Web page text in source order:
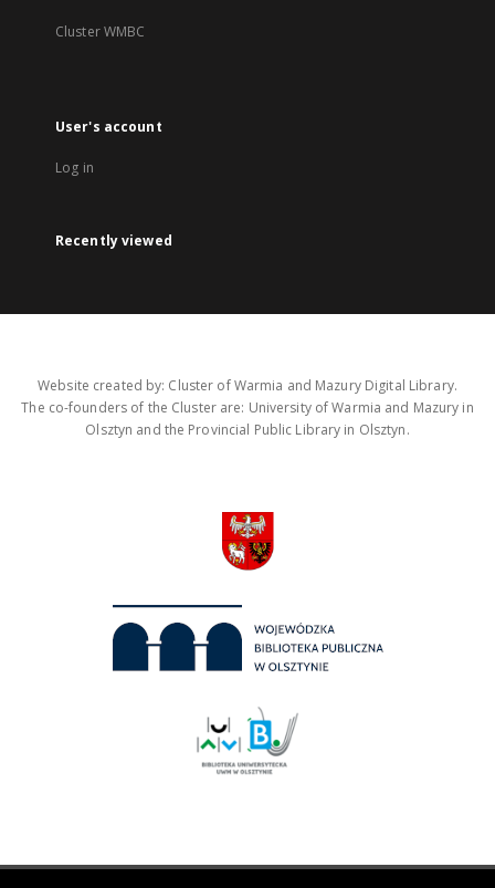
Cluster WMBC
User's account
Log in
Recently viewed
Website created by: Cluster of Warmia and Mazury Digital Library.
The co-founders of the Cluster are: University of Warmia and Mazury in
Olsztyn and the Provincial Public Library in Olsztyn.